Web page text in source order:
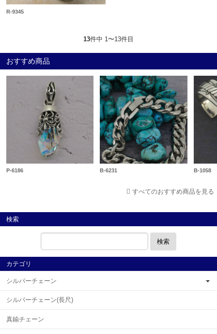
R-9345
13件中 1〜13件目
おすすめ商品
P-6186 B-6231 B-1058
すべてのおすすめ商品を見る
検索
検索
カテゴリ
シルバーチェーン
シルバーチェーン(長尺)
真鍮チェーン